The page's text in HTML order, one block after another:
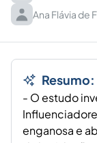
Ana Flávia de
Resumo:
- O estudo
enganosa e